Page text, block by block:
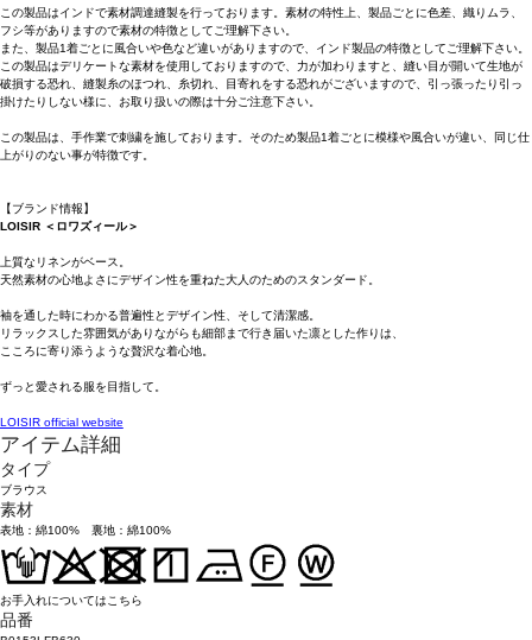
この製品はインドで素材調達縫製を行っております。素材の特性上、製品ごとに色差、織りムラ、
フシ等がありますので素材の特徴としてご理解下さい。
また、製品1着ごとに風合いや色など違いがありますので、インド製品の特徴としてご理解下さい。
この製品はデリケートな素材を使用しておりますので、力が加わりますと、縫い目が開いて生地が
破損する恐れ、縫製糸のほつれ、糸切れ、目寄れをする恐れがございますので、引っ張ったり引っ
掛けたりしない様に、お取り扱いの際は十分ご注意下さい。
この製品は、手作業で刺繍を施しております。そのため製品1着ごとに模様や風合いが違い、同じ仕
上がりのない事が特徴です。
【ブランド情報】
LOISIR ＜ロワズィール＞
上質なリネンがベース。
天然素材の心地よさにデザイン性を重ねた大人のためのスタンダード。
袖を通した時にわかる普遍性とデザイン性、そして清潔感。
リラックスした雰囲気がありながらも細部まで行き届いた凛とした作りは、
こころに寄り添うような贅沢な着心地。
ずっと愛される服を目指して。
LOISIR official website
アイテム詳細
タイプ
ブラウス
素材
表地：綿100% 裏地：綿100%
お手入れについてはこちら
品番